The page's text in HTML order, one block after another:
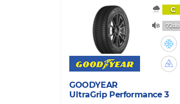
C
72db
GOODYEAR
UltraGrip Performance 3